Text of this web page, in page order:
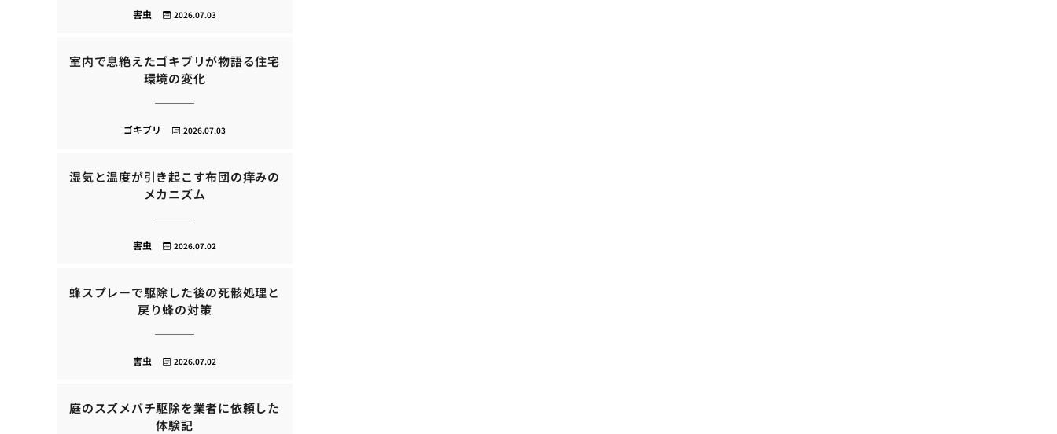
2026.07.03
害虫
室内で息絶えたゴキブリが物語る住宅
環境の変化
2026.07.03
ゴキブリ
湿気と温度が引き起こす布団の痒みの
メカニズム
2026.07.02
害虫
蜂スプレーで駆除した後の死骸処理と
戻り蜂の対策
2026.07.02
害虫
庭のスズメバチ駆除を業者に依頼した
体験記